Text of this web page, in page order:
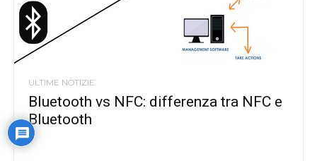
ULTIME NOTIZIE
Bluetooth vs NFC: differenza tra NFC e
Bluetooth